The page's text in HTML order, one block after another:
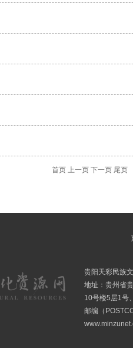
首页 上一页 下一页 尾页
贵阳天彩民族
地址：贵州省
10号楼5层1号
邮编（